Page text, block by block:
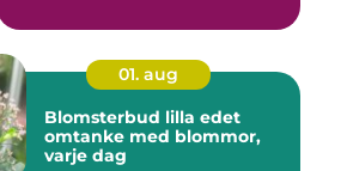
01. aug
Blomsterbud lilla edet
omtanke med blommor,
varje dag